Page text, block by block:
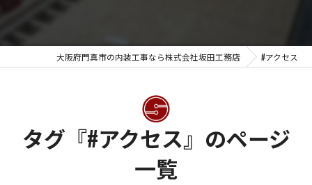
大阪府門真市の内装工事なら株式会社坂田工務店 #アクセス
タグ『#アクセス』のページ
一覧